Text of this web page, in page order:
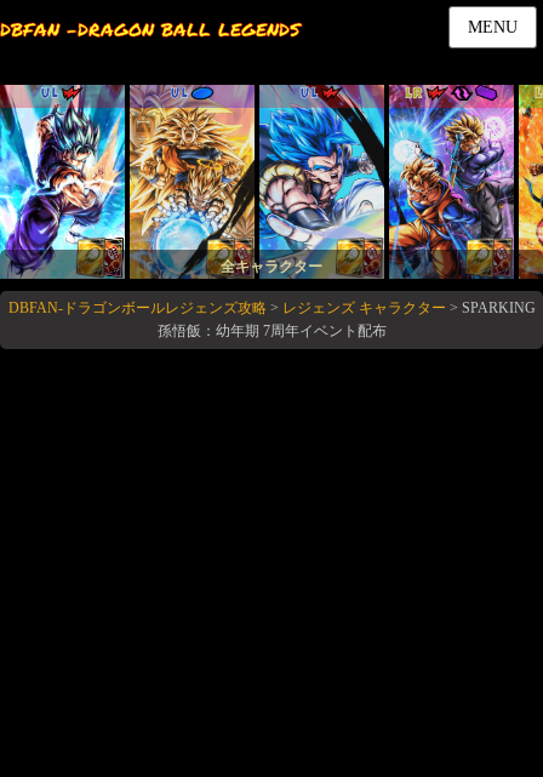
DBFAN -DRAGON BALL LEGENDS MENU
UL UL UL LR
全キャラクター
DBFAN-ドラゴンボールレジェンズ攻略> レジェンズ キャラクター > SPARKING
孫悟飯：幼年期 7周年イベント配布